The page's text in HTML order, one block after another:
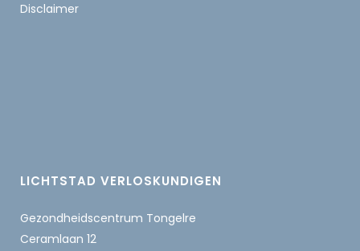
Disclaimer
LICHTSTAD VERLOSKUNDIGEN
Gezondheidscentrum Tongelre
Ceramlaan 12